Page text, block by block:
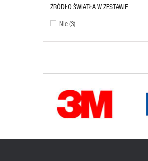
ŹRÓDŁO ŚWIATŁA W ZESTAWIE
Nie(3)